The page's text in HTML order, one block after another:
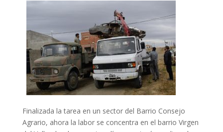
Finalizada la tarea en un sector del Barrio Consejo
Agrario, ahora la labor se concentra en el barrio Virgen